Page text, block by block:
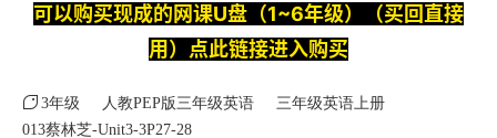
可以购买现成的网课U盘（1~6年级）（买回直接
用）点此链接进入购买
3年级 人教PEP版三年级英语
三年级英语上册
013蔡林芝-Unit3-3P27-28